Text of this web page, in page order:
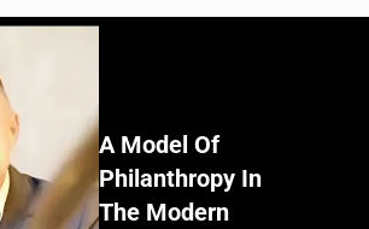
A Model Of
Philanthropy In
The Modern